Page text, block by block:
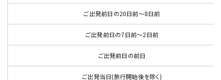
ご出発前日の20日前～8日前
ご出発前日の7日前～2日前
ご出発前日の前日
ご出発当日(旅行開始後を除く)